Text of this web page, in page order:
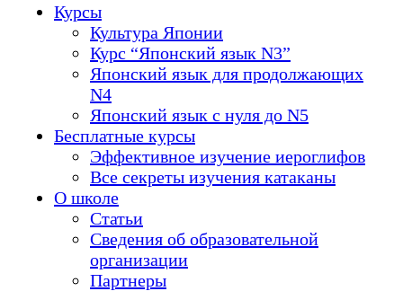
Курсы
Культура Японии
Курс “Японский язык N3”
Японский язык для продолжающих
N4
Японский язык с нуля до N5
Бесплатные курсы
Эффективное изучение иероглифов
Все секреты изучения катаканы
О школе
Статьи
Сведения об образовательной
организации
Партнеры